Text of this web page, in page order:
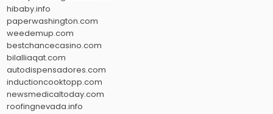
hibaby.info
paperwashington.com
weedemup.com
bestchancecasino.com
bilalliaqat.com
autodispensadores.com
inductioncooktopp.com
newsmedicaltoday.com
roofingnevada.info